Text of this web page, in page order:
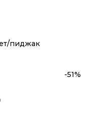
пиджак
-51%